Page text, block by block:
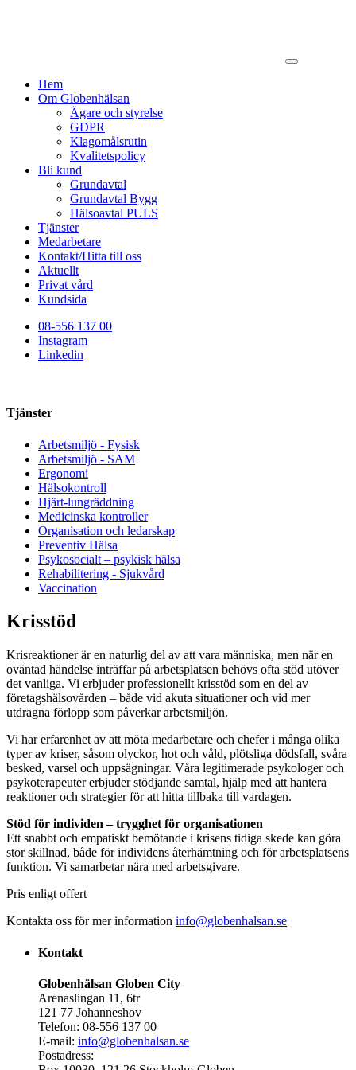
Hem
Om Globenhälsan
Ägare och styrelse
GDPR
Klagomålsrutin
Kvalitetspolicy
Bli kund
Grundavtal
Grundavtal Bygg
Hälsoavtal PULS
Tjänster
Medarbetare
Kontakt/Hitta till oss
Aktuellt
Privat vård
Kundsida
08-556 137 00
Instagram
Linkedin
Tjänster
Arbetsmiljö - Fysisk
Arbetsmiljö - SAM
Ergonomi
Hälsokontroll
Hjärt-lungräddning
Medicinska kontroller
Organisation och ledarskap
Preventiv Hälsa
Psykosocialt – psykisk hälsa
Rehabilitering - Sjukvård
Vaccination
Krisstöd
Krisreaktioner är en naturlig del av att vara människa, men när en
oväntad händelse inträffar på arbetsplatsen behövs ofta stöd utöver
det vanliga. Vi erbjuder professionellt krisstöd som en del av
företagshälsovården – både vid akuta situationer och vid mer
utdragna förlopp som påverkar arbetsmiljön.
Vi har erfarenhet av att möta medarbetare och chefer i många olika
typer av kriser, såsom olyckor, hot och våld, plötsliga dödsfall, svåra
besked, varsel och uppsägningar. Våra legitimerade psykologer och
psykoterapeuter erbjuder stödjande samtal, hjälp med att hantera
reaktioner och strategier för att hitta tillbaka till vardagen.
Stöd för individen – trygghet för organisationen
Ett snabbt och empatiskt bemötande i krisens tidiga skede kan göra
stor skillnad, både för individens återhämtning och för arbetsplatsens
funktion. Vi samarbetar nära med arbetsgivare.
Pris enligt offert
Kontakta oss för mer information info@globenhalsan.se
Kontakt
Globenhälsan Globen City
Arenaslingan 11, 6tr
121 77 Johanneshov
Telefon: 08-556 137 00
E-mail: info@globenhalsan.se
Postadress: